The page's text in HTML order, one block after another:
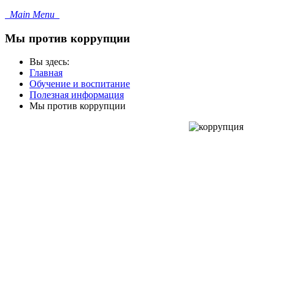
Main Menu
Мы против коррупции
Вы здесь:
Главная
Обучение и воспитание
Полезная информация
Мы против коррупции